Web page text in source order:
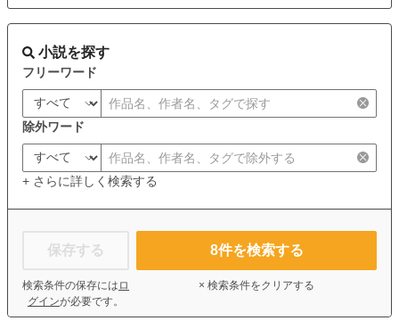
小説を探す
フリーワード
除外ワード
+ さらに詳しく検索する
保存する
検索条件の保存には ロ
グインが必要です。
8件を検索する
× 検索条件をクリアする